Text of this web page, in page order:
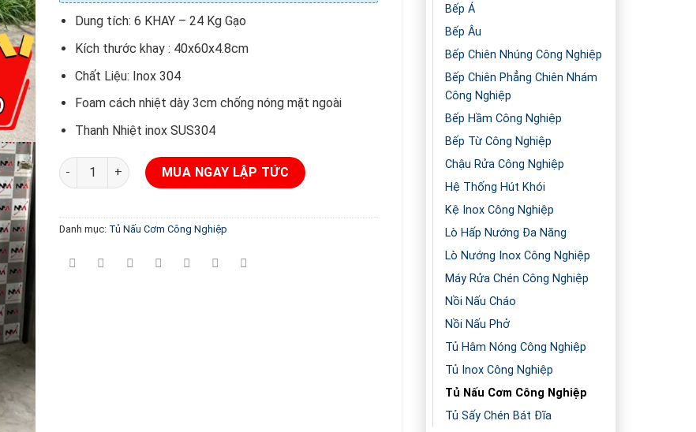
Bếp Á
Bếp Âu
Bếp Chiên Nhúng Công Nghiệp
Bếp Chiên Phẳng Chiên Nhám
Công Nghiệp
Bếp Hầm Công Nghiệp
Bếp Từ Công Nghiệp
Chậu Rửa Công Nghiệp
Hệ Thống Hút Khói
Kệ Inox Công Nghiệp
Lò Hấp Nướng Đa Năng
Lò Nướng Inox Công Nghiệp
Máy Rửa Chén Công Nghiệp
Nồi Nấu Cháo
Nồi Nấu Phở
Tủ Hâm Nóng Công Nghiệp
Tủ Inox Công Nghiệp
Tủ Nấu Cơm Công Nghiệp
Tủ Sấy Chén Bát Đĩa
Dung tích: 6 KHAY – 24 Kg Gạo
Kích thước khay : 40x60x4.8cm
Chất Liệu: Inox 304
Foam cách nhiệt dày 3cm chống nóng mặt ngoài
Thanh Nhiệt inox SUS304
Tủ nấu cơm công nghiệp BE-NM-6KG dùng gas số lượng
MUA NGAY LẬP TỨC
Danh mục: Tủ Nấu Cơm Công Nghiệp